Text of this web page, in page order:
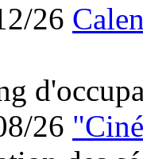
26
26